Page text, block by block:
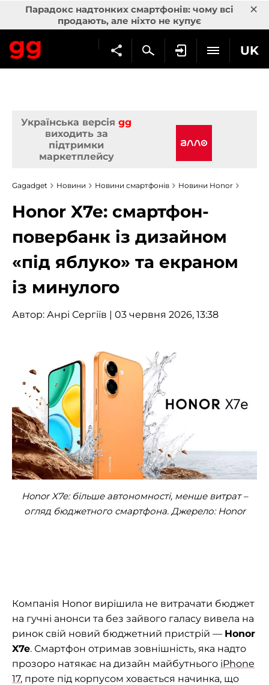
Парадокс надтонких смартфонів: чому всі
продають, але ніхто не купує
×
UK
Українська версія gg
виходить за
підтримки
маркетплейсу
Gagadget Новини Новини смартфонів Новини Honor
Honor X7e: смартфон-
повербанк із дизайном
«під яблуко» та екраном
із минулого
Автор: Анрі Сергіїв | 03 червня 2026, 13:38
Honor X7e: більше автономності, менше витрат –
огляд бюджетного смартфона. Джерело: Honor
Компанія Honor вирішила не витрачати бюджет
на гучні анонси та без зайвого галасу вивела на
ринок свій новий бюджетний пристрій — Honor
X7e. Смартфон отримав зовнішність, яка надто
прозоро натякає на дизайн майбутнього iPhone
17, проте під корпусом ховається начинка, що